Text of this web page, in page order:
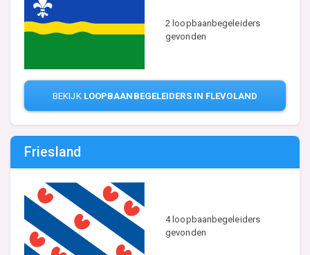
2 loopbaanbegeleiders
gevonden
BEKIJK LOOPBAANBEGELEIDERS IN FLEVOLAND
Friesland
4 loopbaanbegeleiders
gevonden